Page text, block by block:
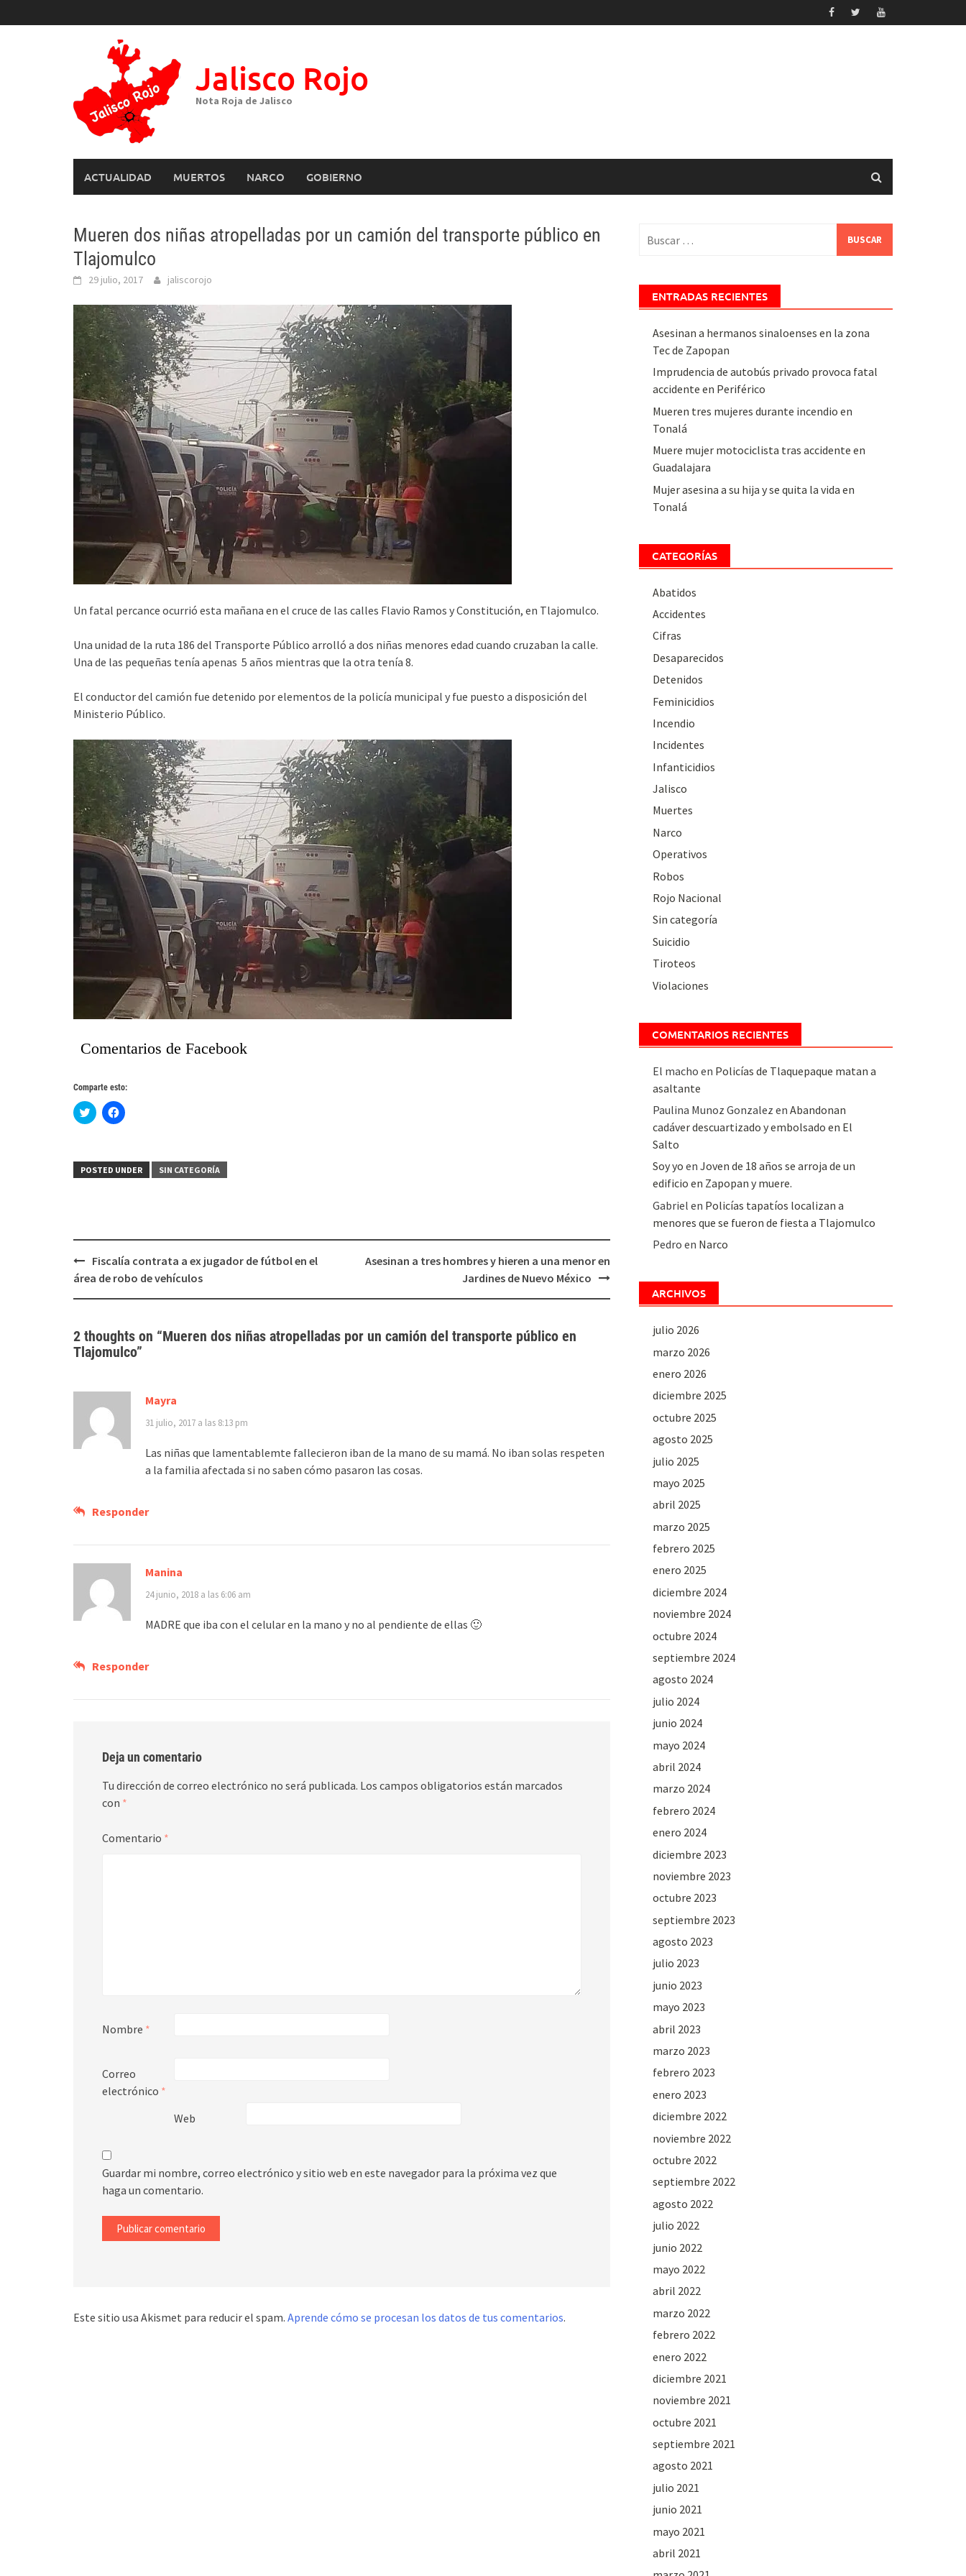
to
Jalisco Rojo
Nota Roja de Jalisco
ACTUALIDAD MUERTOS NARCO GOBIERNO
Mueren dos niñas atropelladas por un camión del transporte público en
Tlajomulco
29 julio, 2017 jaliscorojo
Un fatal percance ocurrió esta mañana en el cruce de las calles Flavio Ramos y Constitución, en Tlajomulco.
Una unidad de la ruta 186 del Transporte Público arrolló a dos niñas menores edad cuando cruzaban la calle.
Una de las pequeñas tenía apenas 5 años mientras que la otra tenía 8.
El conductor del camión fue detenido por elementos de la policía municipal y fue puesto a disposición del
Ministerio Público.
Comentarios de Facebook
Comparte esto:
Haz
clic
(Se
abre
Haz
clic
(Se
abre
POSTED UNDER SIN CATEGORÍA
Post
navigation
Fiscalía contrata a ex jugador de fútbol en el
área de robo de vehículos
Asesinan a tres hombres y hieren a una menor en
Jardines de Nuevo México
2 thoughts on “Mueren dos niñas atropelladas por un camión del transporte público en
Tlajomulco”
Mayra
31 julio, 2017 a las 8:13 pm
Las niñas que lamentablemte fallecieron iban de la mano de su mamá. No iban solas respeten
a la familia afectada si no saben cómo pasaron las cosas.
Responder
Manina
24 junio, 2018 a las 6:06 am
MADRE que iba con el celular en la mano y no al pendiente de ellas 🙂
Responder
Deja un comentario
Tu dirección de correo electrónico no será publicada. Los campos obligatorios están marcados
con *
Comentario *
Nombre *
Correo
electrónico *
Web
Guardar mi nombre, correo electrónico y sitio web en este navegador para la próxima vez que
haga un comentario.
Este sitio usa Akismet para reducir el spam. Aprende cómo se procesan los datos de tus comentarios.
ENTRADAS RECIENTES
Asesinan a hermanos sinaloenses en la zona
Tec de Zapopan
Imprudencia de autobús privado provoca fatal
accidente en Periférico
Mueren tres mujeres durante incendio en
Tonalá
Muere mujer motociclista tras accidente en
Guadalajara
Mujer asesina a su hija y se quita la vida en
Tonalá
CATEGORÍAS
Abatidos
Accidentes
Cifras
Desaparecidos
Detenidos
Feminicidios
Incendio
Incidentes
Infanticidios
Jalisco
Muertes
Narco
Operativos
Robos
Rojo Nacional
Sin categoría
Suicidio
Tiroteos
Violaciones
COMENTARIOS RECIENTES
El macho en Policías de Tlaquepaque matan a
asaltante
Paulina Munoz Gonzalez en Abandonan
cadáver descuartizado y embolsado en El
Salto
Soy yo en Joven de 18 años se arroja de un
edificio en Zapopan y muere.
Gabriel en Policías tapatíos localizan a
menores que se fueron de fiesta a Tlajomulco
Pedro en Narco
ARCHIVOS
julio 2026
marzo 2026
enero 2026
diciembre 2025
octubre 2025
agosto 2025
julio 2025
mayo 2025
abril 2025
marzo 2025
febrero 2025
enero 2025
diciembre 2024
noviembre 2024
octubre 2024
septiembre 2024
agosto 2024
julio 2024
junio 2024
mayo 2024
abril 2024
marzo 2024
febrero 2024
enero 2024
diciembre 2023
noviembre 2023
octubre 2023
septiembre 2023
agosto 2023
julio 2023
junio 2023
mayo 2023
abril 2023
marzo 2023
febrero 2023
enero 2023
diciembre 2022
noviembre 2022
octubre 2022
septiembre 2022
agosto 2022
julio 2022
junio 2022
mayo 2022
abril 2022
marzo 2022
febrero 2022
enero 2022
diciembre 2021
noviembre 2021
octubre 2021
septiembre 2021
agosto 2021
julio 2021
junio 2021
mayo 2021
abril 2021